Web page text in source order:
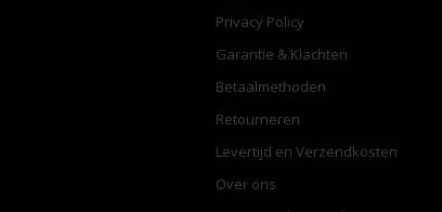
Privacy Policy
Garantie & Klachten
Betaalmethoden
Retourneren
Levertijd en Verzendkosten
Over ons